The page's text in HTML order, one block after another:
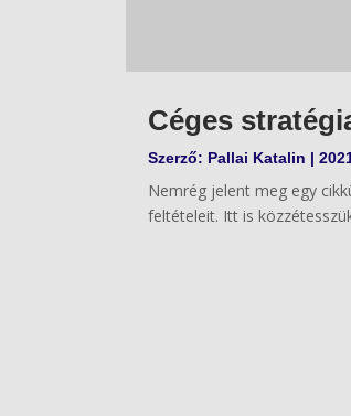
Céges
Szerző: Pallai Katalin |
Nemrég jelent meg egy
feltételeit. Itt is